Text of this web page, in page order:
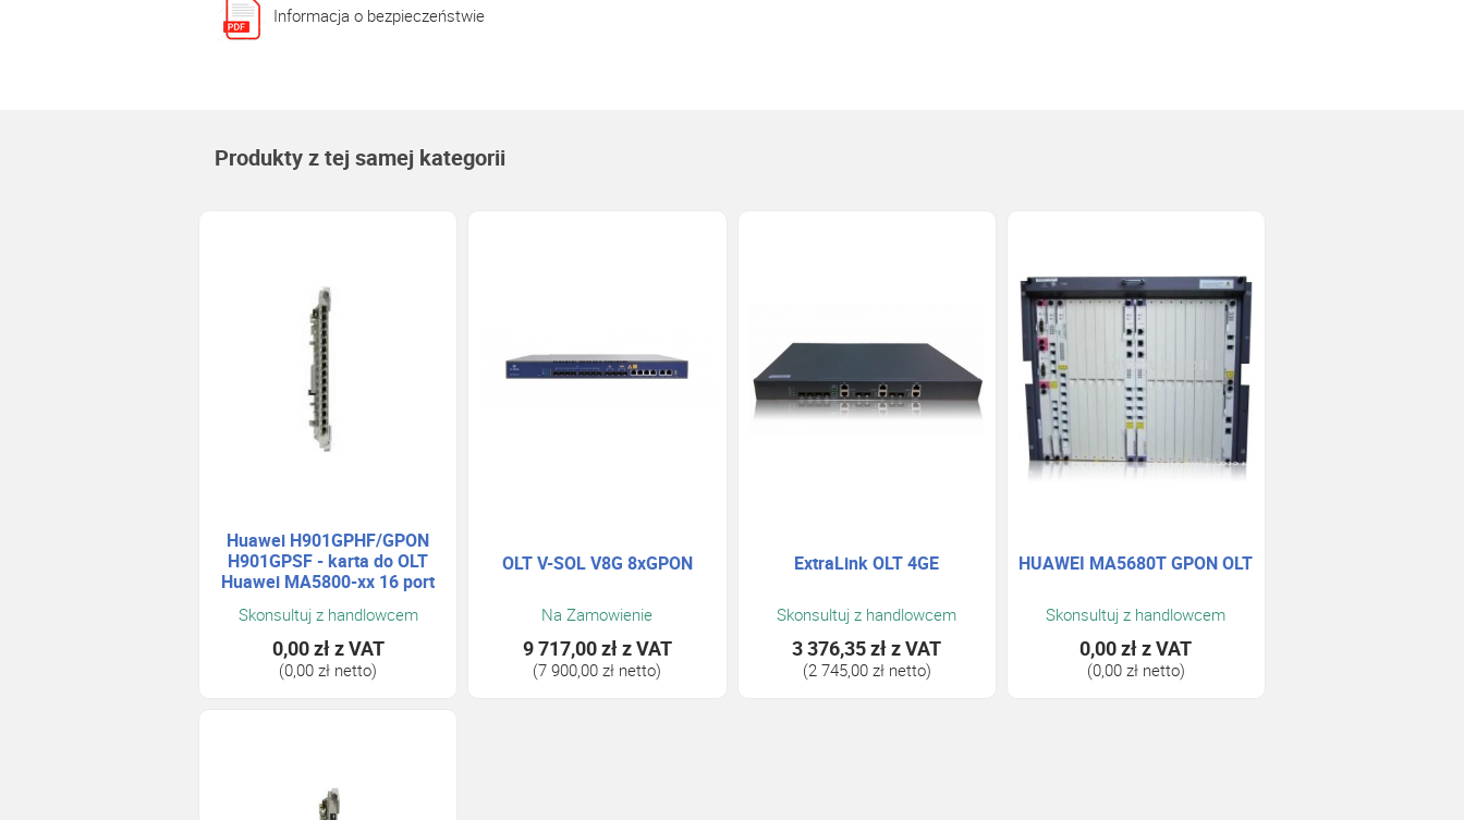
Informacja o bezpieczeństwie
Produkty z tej samej kategorii
Huawei H901GPHF/GPON
H901GPSF - karta do OLT
Huawei MA5800-xx 16 port
Skonsultuj z handlowcem
0,00 złz VAT
(0,00 zł netto)
OLT V-SOL V8G 8xGPON
Na Zamowienie
9 717,00 złz VAT
(7 900,00 zł netto)
ExtraLink OLT 4GE
Skonsultuj z handlowcem
3 376,35 złz VAT
(2 745,00 zł netto)
HUAWEI MA5680T GPON OLT
Skonsultuj z handlowcem
0,00 złz VAT
(0,00 zł netto)